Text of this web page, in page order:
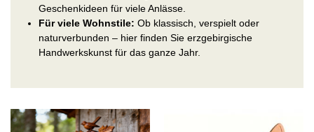
Geschenkideen für viele Anlässe.
Für viele Wohnstile: Ob klassisch, verspielt oder
naturverbunden – hier finden Sie erzgebirgische
Handwerkskunst für das ganze Jahr.